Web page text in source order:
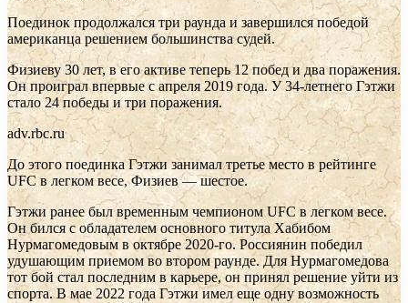
Поединок продолжался три раунда и завершился победой
американца решением большинства судей.
Физиеву 30 лет, в его активе теперь 12 побед и два поражения.
Он проиграл впервые с апреля 2019 года. У 34-летнего Гэтжи
стало 24 победы и три поражения.
adv.rbc.ru
До этого поединка Гэтжи занимал третье место в рейтинге
UFC в легком весе, Физиев — шестое.
Гэтжи ранее был временным чемпионом UFC в легком весе.
Он бился с обладателем основного титула Хабибом
Нурмагомедовым в октябре 2020-го. Россиянин победил
удушающим приемом во втором раунде. Для Нурмагомедова
тот бой стал последним в карьере, он принял решение уйти из
спорта. В мае 2022 года Гэтжи имел еще одну возможность